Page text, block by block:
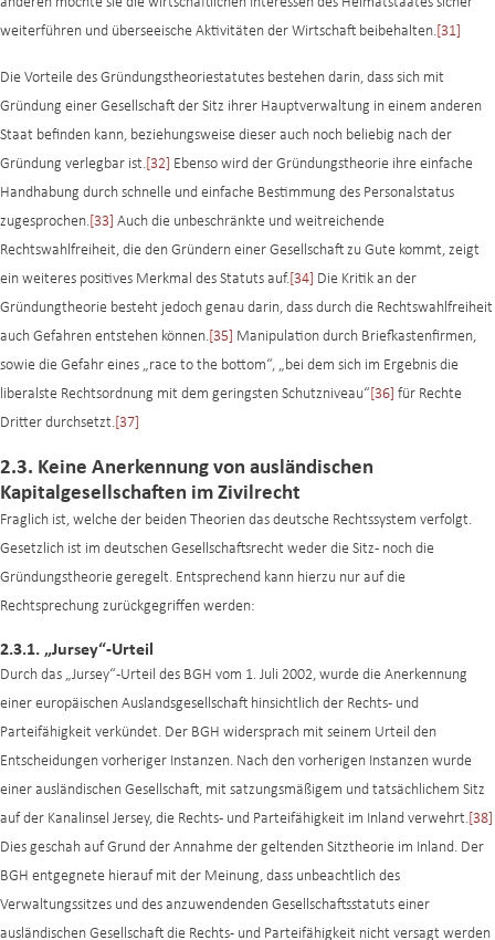
weiterführen und überseeische Aktivitäten der Wirtschaft beibehalten. [31]
Die Vorteile des Gründungstheoriestatutes bestehen darin, dass sich mit
Gründung einer Gesellschaft der Sitz ihrer Hauptverwaltung in einem anderen
Staat befinden kann, beziehungsweise dieser auch noch beliebig nach der
Gründung verlegbar ist. [32] Ebenso wird der Gründungstheorie ihre einfache
Handhabung durch schnelle und einfache Bestimmung des Personalstatus
zugesprochen. [33] Auch die unbeschränkte und weitreichende
Rechtswahlfreiheit, die den Gründern einer Gesellschaft zu Gute kommt, zeigt
ein weiteres positives Merkmal des Statuts auf. [34] Die Kritik an der
Gründungtheorie besteht jedoch genau darin, dass durch die Rechtswahlfreiheit
auch Gefahren entstehen können. [35] Manipulation durch Briefkastenfirmen,
sowie die Gefahr eines „race to the bottom“, „bei dem sich im Ergebnis die
liberalste Rechtsordnung mit dem geringsten Schutzniveau“ [36] für Rechte
Dritter durchsetzt. [37]
2.3. Keine Anerkennung von ausländischen
Kapitalgesellschaften im Zivilrecht
Fraglich ist, welche der beiden Theorien das deutsche Rechtssystem verfolgt.
Gesetzlich ist im deutschen Gesellschaftsrecht weder die Sitz- noch die
Gründungstheorie geregelt. Entsprechend kann hierzu nur auf die
Rechtsprechung zurückgegriffen werden:
2.3.1. „Jursey“-Urteil
Durch das „Jursey“-Urteil des BGH vom 1. Juli 2002, wurde die Anerkennung
einer europäischen Auslandsgesellschaft hinsichtlich der Rechts- und
Parteifähigkeit verkündet. Der BGH widersprach mit seinem Urteil den
Entscheidungen vorheriger Instanzen. Nach den vorherigen Instanzen wurde
einer ausländischen Gesellschaft, mit satzungsmäßigem und tatsächlichem Sitz
auf der Kanalinsel Jersey, die Rechts- und Parteifähigkeit im Inland verwehrt. [38]
Dies geschah auf Grund der Annahme der geltenden Sitztheorie im Inland. Der
BGH entgegnete hierauf mit der Meinung, dass unbeachtlich des
Verwaltungssitzes und des anzuwendenden Gesellschaftsstatuts einer
ausländischen Gesellschaft die Rechts- und Parteifähigkeit nicht versagt werden